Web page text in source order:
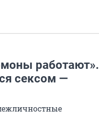
работают».
сексом —